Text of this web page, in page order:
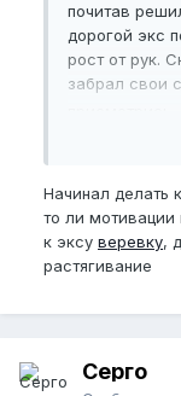
почитав
дорогой экс
рост от рук.
забрал свои
Начинал делать
то ли
к эксу веревку,
растягивание
Серго